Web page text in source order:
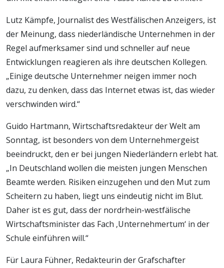
Lutz Kämpfe, Journalist des Westfälischen Anzeigers, ist
der Meinung, dass niederländische Unternehmen in der
Regel aufmerksamer sind und schneller auf neue
Entwicklungen reagieren als ihre deutschen Kollegen.
„Einige deutsche Unternehmer neigen immer noch
dazu, zu denken, dass das Internet etwas ist, das wieder
verschwinden wird.“
Guido Hartmann, Wirtschaftsredakteur der Welt am
Sonntag, ist besonders von dem Unternehmergeist
beeindruckt, den er bei jungen Niederländern erlebt hat.
„In Deutschland wollen die meisten jungen Menschen
Beamte werden. Risiken einzugehen und den Mut zum
Scheitern zu haben, liegt uns eindeutig nicht im Blut.
Daher ist es gut, dass der nordrhein-westfälische
Wirtschaftsminister das Fach ‚Unternehmertum‘ in der
Schule einführen will.“
Für Laura Fühner, Redakteurin der Grafschafter